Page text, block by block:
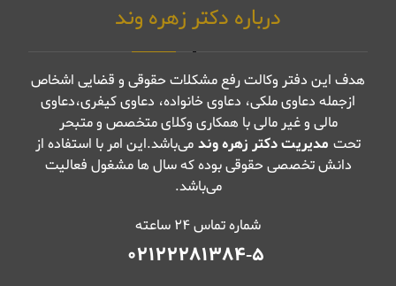
درباره دکتر زهره وند
هدف این دفتر وکالت رفع مشکلات حقوقی و قضایی اشخاص
ازجمله دعاوی ملکی، دعاوی خانواده، دعاوی کیفری،دعاوی
مالی و غیر مالی با همکاری وکلای متخصص و متبحر
تحت مدیریت دکتر زهره وند می‌باشد.این امر با استفاده از
دانش تخصصی حقوقی بوده که سال ها مشغول فعالیت
می‌باشد.
شماره تماس ۲۴ ساعته